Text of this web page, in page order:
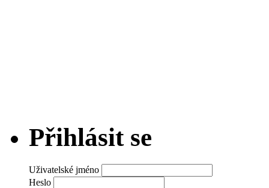
Přihlásit se
Uživatelské jméno
Heslo